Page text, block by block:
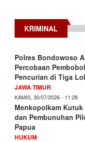
KRIMINAL
Polres Bondowoso
Percobaan
Pencurian di Tiga
JAWA TIMUR
KAMIS, 30/07/2026 - 11:28
Menkopolkam Kutuk
dan Pembunuhan
Papua
HUKUM